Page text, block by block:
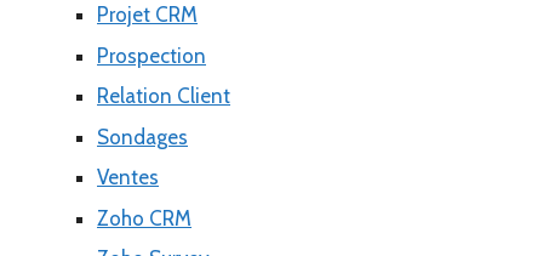
Projet CRM
Prospection
Relation Client
Sondages
Ventes
Zoho CRM